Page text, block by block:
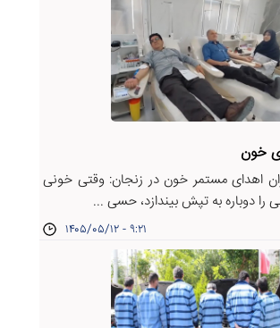
خون
اهدای مستمر خون در زنجان: وقتی خونی
را دوباره به تپش بیندازد، حسی ...
۱۴۰۵/۰۵/۱۲ - ۹:۲۱